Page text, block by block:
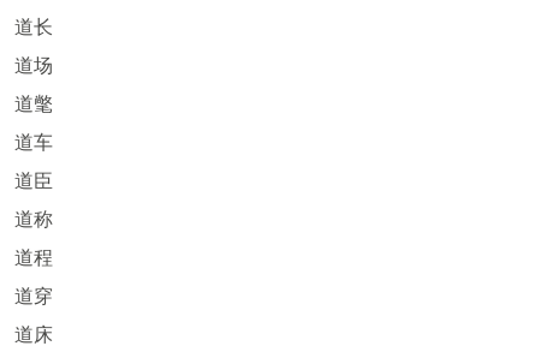
道长
道场
道氅
道车
道臣
道称
道程
道穿
道床